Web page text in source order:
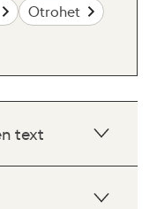
Otrohet
text